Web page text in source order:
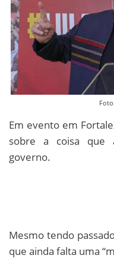
Em evento em
sobre a coisa que
governo.
Mesmo tendo
que ainda falta uma